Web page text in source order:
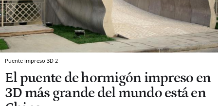
Puente impreso 3D 2
El puente de hormigón impreso en
3D más grande del mundo está en